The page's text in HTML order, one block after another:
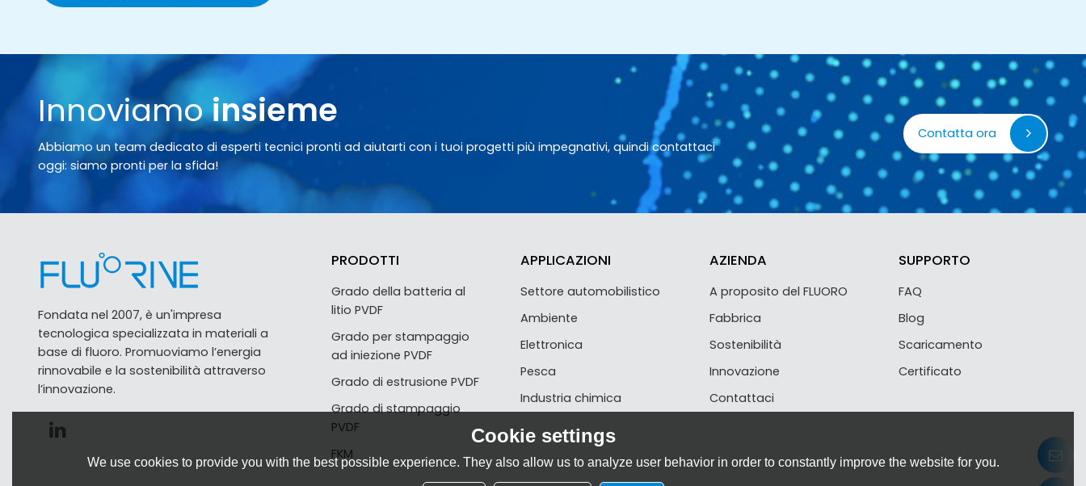
Innoviamoinsieme
Abbiamo un team dedicato di esperti tecnici pronti ad aiutarti con i tuoi progetti più impegnativi, quindi contattaci
oggi: siamo pronti per la sfida!
Contatta ora
Fondata nel 2007, è un'impresa
tecnologica specializzata in materiali a
base di fluoro. Promuoviamo l’energia
rinnovabile e la sostenibilità attraverso
l’innovazione.
PRODOTTI
Grado della batteria al
litio PVDF
Grado per stampaggio
ad iniezione PVDF
Grado di estrusione PVDF
Grado di stampaggio
PVDF
FKM
APPLICAZIONI
Settore automobilistico
Ambiente
Elettronica
Pesca
Industria chimica
AZIENDA
A proposito del FLUORO
Fabbrica
Sostenibilità
Innovazione
Contattaci
SUPPORTO
FAQ
Blog
Scaricamento
Certificato
Cookie settings
We use cookies to provide you with the best possible experience. They also allow us to analyze user behavior in order to constantly improve the website for you.